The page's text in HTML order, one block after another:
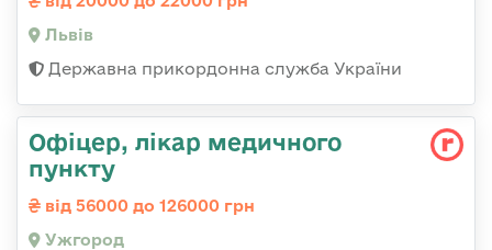
Львів
Державна прикордонна служба України
Офіцер, лікар медичного
пункту
від 56000 до 126000 грн
Ужгород